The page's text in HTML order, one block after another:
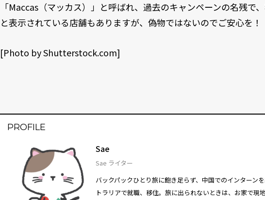
「Maccas（マッカス）」と呼ばれ、過去のキャンペーンの名残で
と表示されている店舗もありますが、偽物ではないのでご安心を！
[Photo byShutterstock.com]
PROFILE
Sae
Sae ライター
バックパックひとり旅に飽き足らず、中国でのインターン
トラリアで就職、移住。旅に出られないときは、お家で現